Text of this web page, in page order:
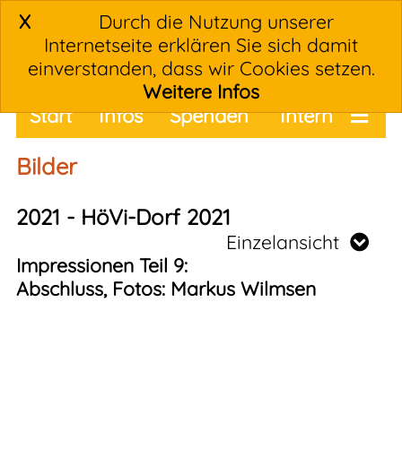
X
Durch die Nutzung unserer
Internetseite erklären Sie sich damit
einverstanden, dass wir Cookies setzen.
Weitere Infos
Intern
Start Infos
Spenden
Termine
Bilder
2021 - HöVi-Dorf 2021
Einzelansicht
Impressionen Teil 9:
Abschluss, Fotos: Markus Wilmsen